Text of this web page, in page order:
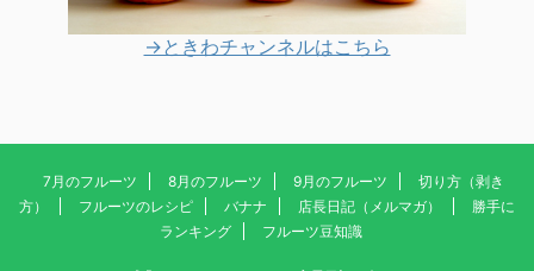
→ときわチャンネルはこちら
7月のフルーツ 8月のフルーツ 9月のフルーツ
切り方（剥き
方）
フルーツのレシピ バナナ 店長日記（メルマガ）
勝手に
ランキング
フルーツ豆知識